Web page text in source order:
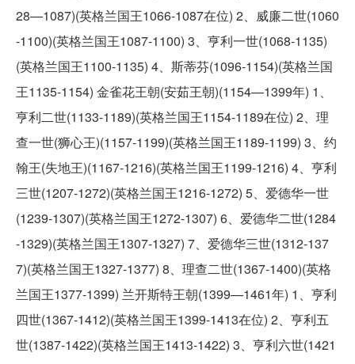
28—1087)(英格兰国王1066-1087在位) 2、威廉二世(1060
-1100)(英格兰国王1087-1100) 3、亨利一世(1068-1135)
(英格兰国王1100-1135) 4、斯蒂芬(1096-1154)(英格兰国
王1135-1154) 金雀花王朝(安茹王朝)(1154—1399年) 1、
亨利二世(1133-1189)(英格兰国王1154-1189在位) 2、理
查一世(狮心王)(1157-1199)(英格兰国王1189-1199) 3、约
翰王(失地王)(1167-1216)(英格兰国王1199-1216) 4、亨利
三世(1207-1272)(英格兰国王1216-1272) 5、爱德华一世
(1239-1307)(英格兰国王1272-1307) 6、爱德华二世(1284
-1329)(英格兰国王1307-1327) 7、爱德华三世(1312-137
7)(英格兰国王1327-1377) 8、理查二世(1367-1400)(英格
兰国王1377-1399) 兰开斯特王朝(1399—1461年) 1、亨利
四世(1367-1412)(英格兰国王1399-1413在位) 2、亨利五
世(1387-1422)(英格兰国王1413-1422) 3、亨利六世(1421